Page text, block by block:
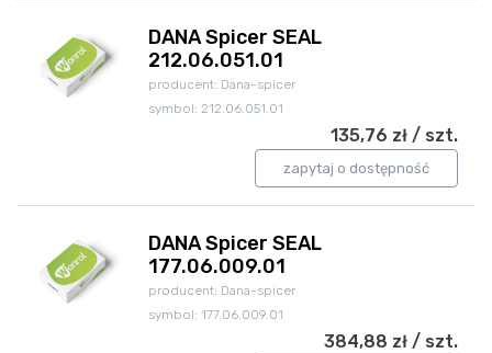
DANA Spicer SEAL
212.06.051.01
producent: Dana-spicer
symbol: 212.06.051.01
135,76 zł / szt.
zapytaj o dostępność
DANA Spicer SEAL
177.06.009.01
producent: Dana-spicer
symbol: 177.06.009.01
384,88 zł / szt.